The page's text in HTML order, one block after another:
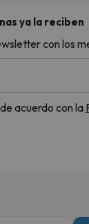
ya la reciben
con los
acuerdo con la